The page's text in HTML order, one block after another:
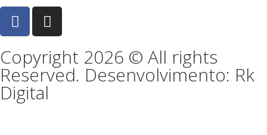
Copyright 2026 © All rights
Reserved. Desenvolvimento: Rk
Digital